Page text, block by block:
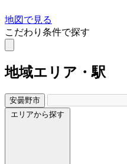
地図で見る
こだわり条件で探す
地域エリア・駅
安曇野市
エリアから探す